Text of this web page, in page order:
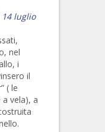
14 luglio
nel
i
il
( le
a vela), a